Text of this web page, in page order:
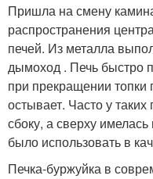
Пришла на смену
распространения
печей. Из металла
дымоход . Печь быстро
при прекращении
остывает. Часто у
сбоку, а сверху
было использовать в
Печка-буржуйка в